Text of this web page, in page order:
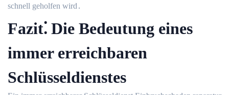
schnell geholfen wird․
Fazit⁚ Die Bedeutung eines
immer erreichbaren
Schlüsseldienstes